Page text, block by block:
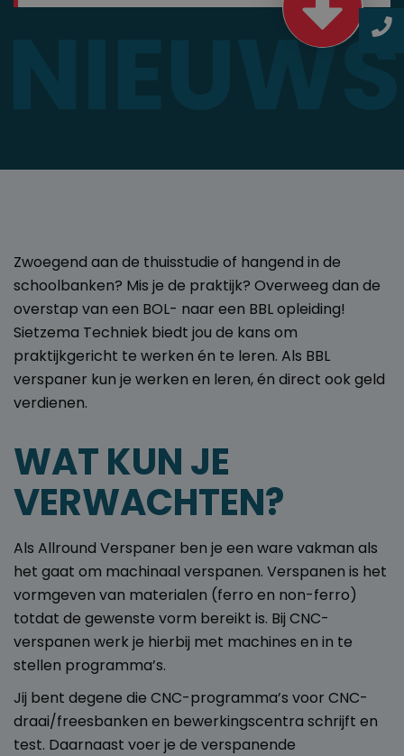
NIEUWS
Zwoegend aan de thuisstudie of hangend in de
schoolbanken? Mis je de praktijk? Overweeg dan de
overstap van een BOL- naar een BBL opleiding!
Sietzema Techniek biedt jou de kans om
praktijkgericht te werken én te leren. Als BBL
verspaner kun je werken en leren, én direct ook geld
verdienen.
WAT KUN JE
VERWACHTEN?
Als Allround Verspaner ben je een ware vakman als
het gaat om machinaal verspanen. Verspanen is het
vormgeven van materialen (ferro en non-ferro)
totdat de gewenste vorm bereikt is. Bij CNC-
verspanen werk je hierbij met machines en in te
stellen programma’s.
Jij bent degene die CNC-programma’s voor CNC-
draai/freesbanken en bewerkingscentra schrijft en
test. Daarnaast voer je de verspanende